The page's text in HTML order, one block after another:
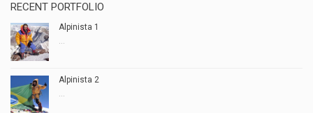
RECENT PORTFOLIO
Alpinista 1
...
Alpinista 2
...